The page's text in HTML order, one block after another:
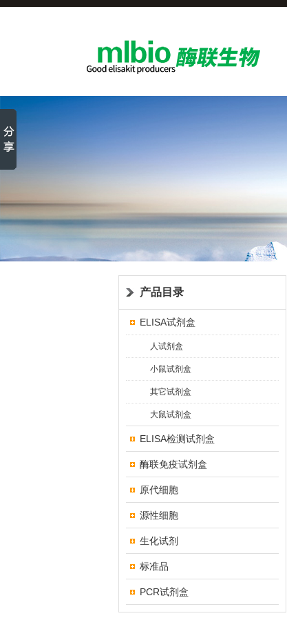
产品目录
ELISA试剂盒
人试剂盒
小鼠试剂盒
其它试剂盒
大鼠试剂盒
ELISA检测试剂盒
酶联免疫试剂盒
原代细胞
源性细胞
生化试剂
标准品
PCR试剂盒